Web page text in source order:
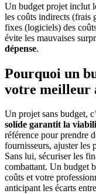
Un budget projet inclut
les coûts indirects (frais
fixes (logiciels) des
évite les mauvaises
dépense.
Pourquoi un
votre meilleur
Un projet sans budget,
solide garantit la
référence pour prendre
fournisseurs, ajuster les
Sans lui, sécuriser les
combattant. Un budget
coûts et votre
anticipant les écarts